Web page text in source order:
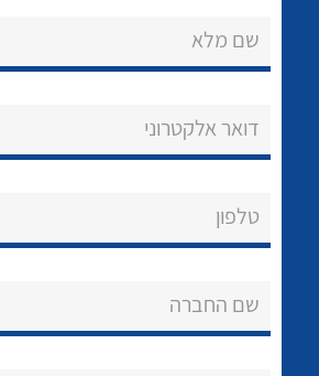
שירותי תמיכה
לכל מוצרי היצרן
שם מלא
דואר אלקטרוני
טלפון
שם החברה